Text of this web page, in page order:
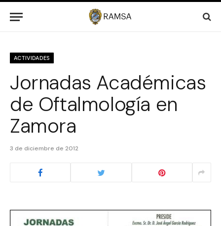
ACTIVIDADES
Jornadas Académicas
de Oftalmología en
Zamora
3 de diciembre de 2012